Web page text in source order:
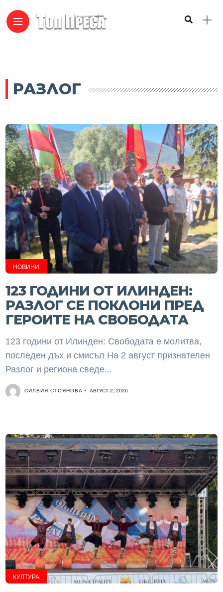
РАЗЛОГ
НОВИНИ
123 ГОДИНИ ОТ ИЛИНДЕН:
РАЗЛОГ СЕ ПОКЛОНИ ПРЕД
ГЕРОИТЕ НА СВОБОДАТА
123 години от Илинден: Свободата е молитва,
последен дъх и смисъл На 2 август признателен
Разлог и региона сведе...
СИЛВИЯ СТОЯНОВА АВГУСТ 2, 2026
КУЛТУРА